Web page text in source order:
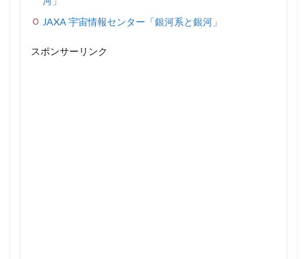
JAXA 宇宙情報センター「銀河系と銀河」
スポンサーリンク